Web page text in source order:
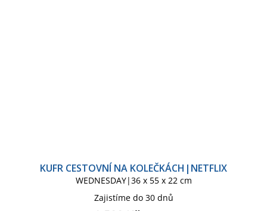
KUFR CESTOVNÍ NA KOLEČKÁCH|NETFLIX
WEDNESDAY|36 x 55 x 22 cm
Zajistíme do 30 dnů